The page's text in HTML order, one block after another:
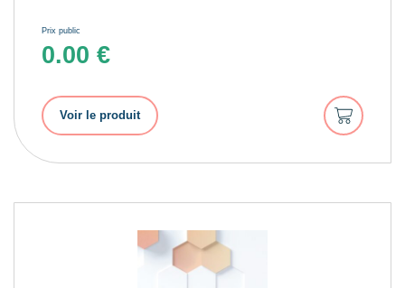
Prix public
0.00 €
Voir le produit
Ajouter
au
panier